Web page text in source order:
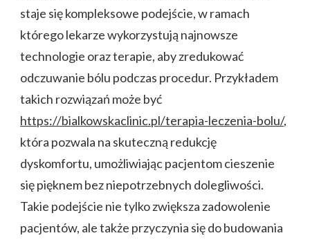
staje się kompleksowe podejście, w ramach
którego lekarze wykorzystują najnowsze
technologie oraz terapie, aby zredukować
odczuwanie bólu podczas procedur. Przykładem
takich rozwiązań może być
https://bialkowskaclinic.pl/terapia-leczenia-bolu/,
która pozwala na skuteczną redukcję
dyskomfortu, umożliwiając pacjentom cieszenie
się pięknem bez niepotrzebnych dolegliwości.
Takie podejście nie tylko zwiększa zadowolenie
pacjentów, ale także przyczynia się do budowania